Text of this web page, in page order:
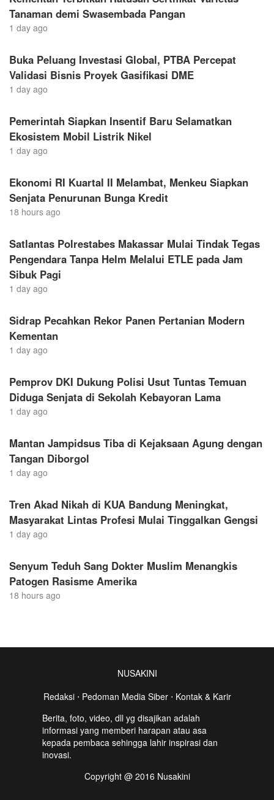
Tanaman demi Swasembada Pangan
1 day ago
Buka Peluang Investasi Global, PTBA Percepat
Validasi Bisnis Proyek Gasifikasi DME
1 day ago
Pemerintah Siapkan Insentif Baru Selamatkan
Ekosistem Mobil Listrik Nikel
1 day ago
Ekonomi RI Kuartal II Melambat, Menkeu Siapkan
Senjata Penurunan Bunga Kredit
18 hours ago
Satlantas Polrestabes Makassar Mulai Tindak Tegas
Pengendara Tanpa Helm Melalui ETLE pada Jam
Sibuk Pagi
1 day ago
Sidrap Pecahkan Rekor Panen Pertanian Modern
Kementan
1 day ago
Pemprov DKI Dukung Polisi Usut Tuntas Temuan
Diduga Senjata di Sekolah Kebayoran Lama
1 day ago
Mantan Jampidsus Tiba di Kejaksaan Agung dengan
Tangan Diborgol
1 day ago
Tren Akad Nikah di KUA Bandung Meningkat,
Masyarakat Lintas Profesi Mulai Tinggalkan Gengsi
1 day ago
Senyum Teduh Sang Dokter Muslim Menangkis
Patogen Rasisme Amerika
18 hours ago
NUSAKINI
Redaksi⋅ Pedoman Media Siber⋅ Kontak & Karir
Berita, foto, video, dll yg disajikan adalah
informasi yang memberi harapan atau asa
kepada pembaca sehingga lahir inspirasi dan
inovasi.
Copyright @ 2016 Nusakini